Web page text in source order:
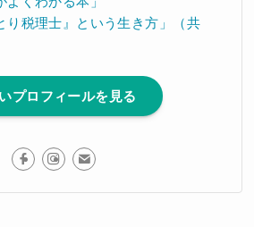
り税理士』という生き方」（共
プロフィールを見る